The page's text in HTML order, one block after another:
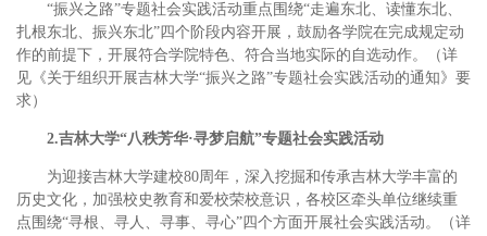
“振兴之路”专题社会实践活动重点围绕“走遍东北、读懂东北、
扎根东北、振兴东北”四个阶段内容开展，鼓励各学院在完成规定动
作的前提下，开展符合学院特色、符合当地实际的自选动作。（详
见《关于组织开展吉林大学“振兴之路”专题社会实践活动的通知》要
求）
2.吉林大学“八秩芳华·寻梦启航”专题社会实践活动
为迎接吉林大学建校80周年，深入挖掘和传承吉林大学丰富的
历史文化，加强校史教育和爱校荣校意识，各校区牵头单位继续重
点围绕“寻根、寻人、寻事、寻心”四个方面开展社会实践活动。（详